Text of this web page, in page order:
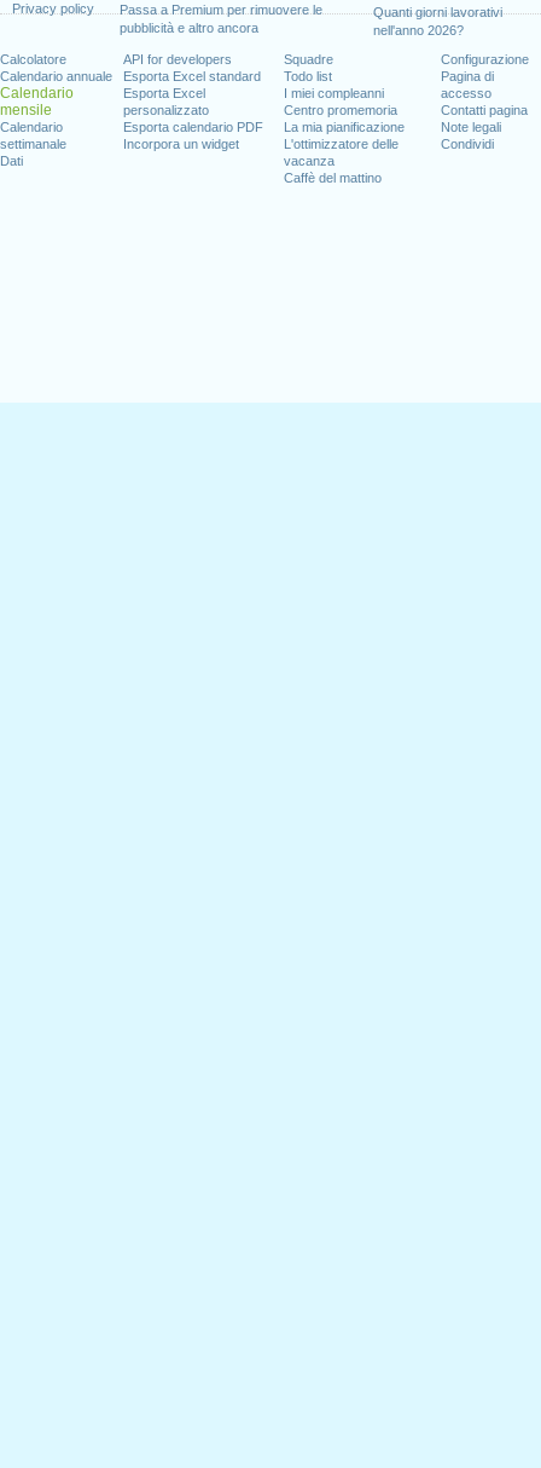
Privacy policy
Passa a Premium per rimuovere le
pubblicità e altro ancora
Quanti giorni lavorativi
nell'anno 2026?
Calcolatore
Calendario annuale
Calendario
mensile
Calendario
settimanale
Dati
API for developers
Esporta Excel standard
Esporta Excel
personalizzato
Esporta calendario PDF
Incorpora un widget
Squadre
Todo list
I miei compleanni
Centro promemoria
La mia pianificazione
L'ottimizzatore delle
vacanza
Caffè del mattino
Configurazione
Pagina di
accesso
Contatti pagina
Note legali
Condividi